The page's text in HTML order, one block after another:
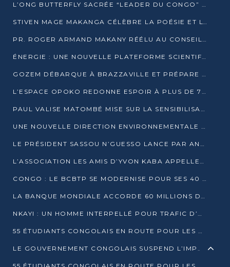
L’ONG BUTTERFLY SACRÉE “LEADER DU CONGO” AU PRIX D’EXCELLENCE 2025
STIVEN MAGE MAKANGA CÉLÈBRE LA POÉSIE ET L’HUMAIN AVEC SON RECUEIL “HECTARE”
PR. ROGER ARMAND MAKANY RÉÉLU AU CONSEIL DE L’AUF
ÉNERGIE : UNE NOUVELLE PLATEFORME SCIENTIFIQUE POUR LA TRANSITION ÉNERGÉTIQUE EN AFRIQUE CENTRALE
GOZEM DÉBARQUE À BRAZZAVILLE ET PRÉPARE SON ARRIVÉE À POINTE-NOIRE
L’ESPACE OPOKO REDONNE ESPOIR À PLUS DE 775 ÉLÈVES AUTOCHTONES DANS LE NORD DU CONGO
PAUL VALISE MATOMBÉ MISE SUR LA SENSIBILISATION POUR ÉRAQUER LE GRAND BANDITISME
UNE NOUVELLE DIRECTION ENVIRONNEMENTALE POUR RENFORCER LA GESTION DES DONNÉES AU CONGO
LE PRÉSIDENT SASSOU N’GUESSO LANCE PAR ANTICIPATION LA 39ÈME JOURNÉE NATIONALE DE L’ARBRE
L’ASSOCIATION LES AMIS D’YVON KABA APPELLENT DENIS SASSOU N’GUESSO À SE PORTER CANDIDAT
CONGO : LE BCBTP SE MODERNISE POUR SES 40 ANS D’EXISTENCE
LA BANQUE MONDIALE ACCORDE 60 MILLIONS DE DOLLARS POUR LA RÉSILIENCE URBAINE AU CONGO
NKAYI : UN HOMME INTERPELLÉ POUR TRAFIC D’UN BÉBÉ CHIMPANZÉ
55 ÉTUDIANTS CONGOLAIS EN ROUTE POUR LES UNIVERSITÉS ALGÉRIENNES
LE GOUVERNEMENT CONGOLAIS SUSPEND L’IMPORTATION DES MACHETTES ET DES MOTOS